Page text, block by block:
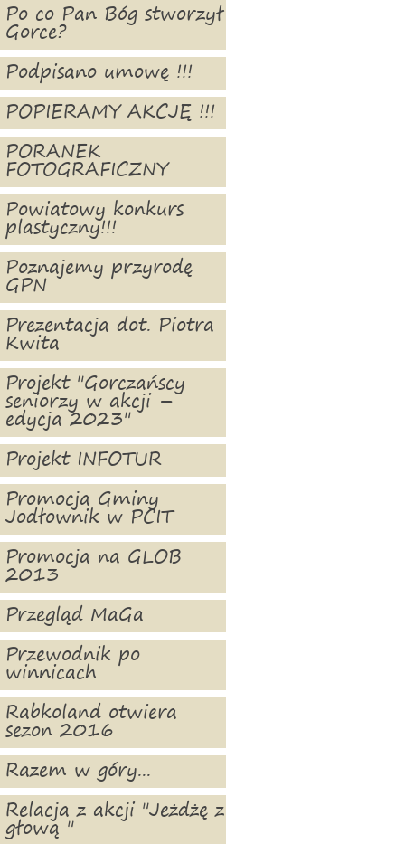
Po co Pan Bóg stworzył
Gorce?
Podpisano umowę !!!
POPIERAMY AKCJĘ !!!
PORANEK
FOTOGRAFICZNY
Powiatowy konkurs
plastyczny!!!
Poznajemy przyrodę
GPN
Prezentacja dot. Piotra
Kwita
Projekt "Gorczańscy
seniorzy w akcji –
edycja 2023"
Projekt INFOTUR
Promocja Gminy
Jodłownik w PCIT
Promocja na GLOB
2013
Przegląd MaGa
Przewodnik po
winnicach
Rabkoland otwiera
sezon 2016
Razem w góry...
Relacja z akcji "Jeżdżę z
głową "